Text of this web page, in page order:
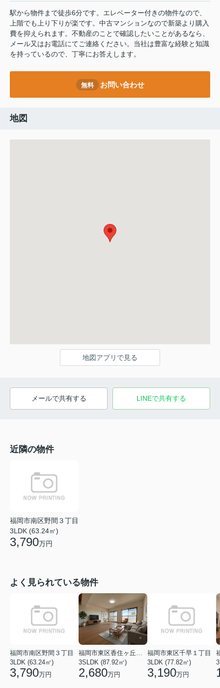
駅から物件まで徒歩6分です。エレベーター付きの物件なので、
上階でも上り下りが楽です。中古マンションなので新築より購入
費を抑えられます。不動産のことで確認したいことがあるなら、
メール又はお電話にてご連絡ください。当社は豊富な経験と知識
を持っているので、丁寧にお答えします。
無料 お問い合わせ
地図
地図アプリで見る
メールで共有する LINEで共有する
近隣の物件
福岡市南区野間３丁目
3LDK (63.24㎡)
3,790万円
よく見られている物件
福岡市南区野間３丁目
3LDK (63.24㎡)
3,790万円
福岡市東区香住ヶ丘５丁目
3SLDK (87.92㎡)
2,680万円
福岡市東区千早１丁目
3LDK (77.82㎡)
3,190万円